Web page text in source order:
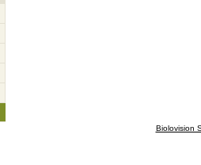
Biolovision